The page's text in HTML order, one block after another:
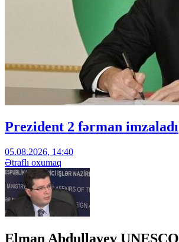
Prezident 2 fərman imzaladı
05.08.2026, 14:40
Ətraflı oxumaq
Elman Abdullayev